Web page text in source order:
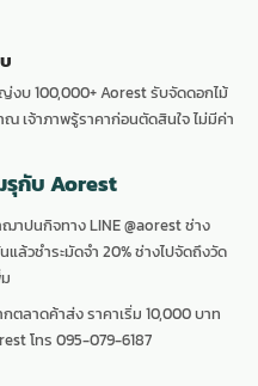
ญ่งบ 100,000+ Aorest รับจัดดอกไม้
เจ้าภาพรู้ราคาก่อนตัดสินใจ ไม่มีค่า
รุกับ Aorest
าปนกิจทาง LINE @aorest ช่าง
ล้วชำระมัดจำ 20% ช่างไปจัดถึงวัด
ตลาดค้าส่ง ราคาเริ่ม 10,000 บาท
โทร 095-079-6187